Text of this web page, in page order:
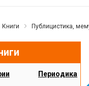
Книги Публицистика,
Периодика